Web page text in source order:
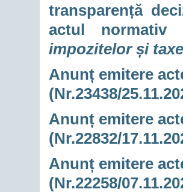
transparență
actul normativ
impozitelor și
Anunț emitere
(Nr.23438/
Anunț emitere
(Nr.22832/
Anunț emitere
(Nr.22258/